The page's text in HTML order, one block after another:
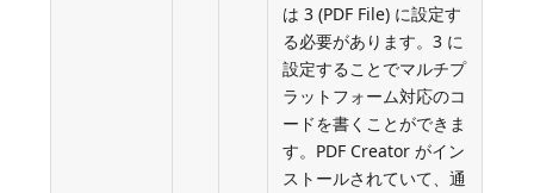
は 3 (PDF File) に設定す
る必要があります。3 に
設定することでマルチプ
ラットフォーム対応のコ
ードを書くことができま
す。PDF Creator がイン
ストールされていて、通